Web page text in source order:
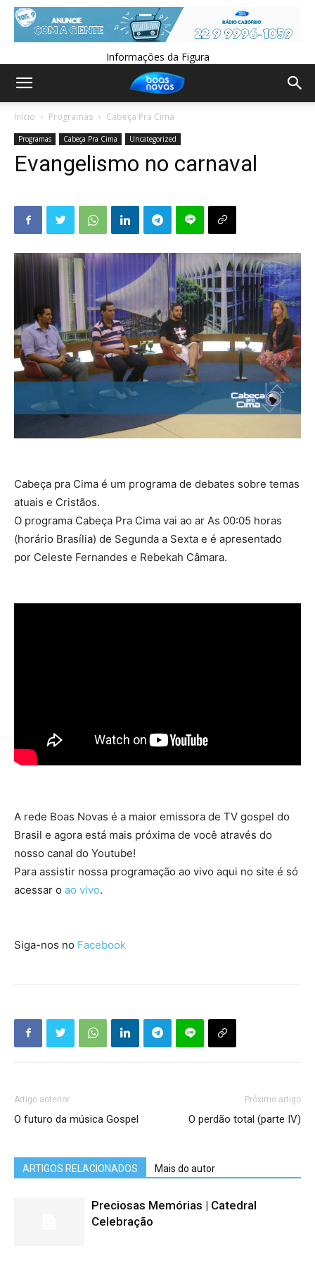
Informações da Figura
Início Programas Cabeça Pra Cima
Programas Cabeça Pra Cima Uncategorized
Evangelismo no carnaval
Cabeça pra Cima é um programa de debates sobre temas
atuais e Cristãos.
O programa Cabeça Pra Cima vai ao ar As 00:05 horas
(horário Brasília) de Segunda a Sexta e é apresentado
por Celeste Fernandes e Rebekah Câmara.
A rede Boas Novas é a maior emissora de TV gospel do
Brasil e agora está mais próxima de você através do
nosso canal do Youtube!
Para assistir nossa programação ao vivo aqui no site é só
acessar o ao vivo.
Siga-nos no Facebook
Artigo anterior
O futuro da música Gospel
Próximo artigo
O perdão total (parte IV)
ARTIGOS RELACIONADOS Mais do autor
Preciosas Memórias | Catedral
Celebração